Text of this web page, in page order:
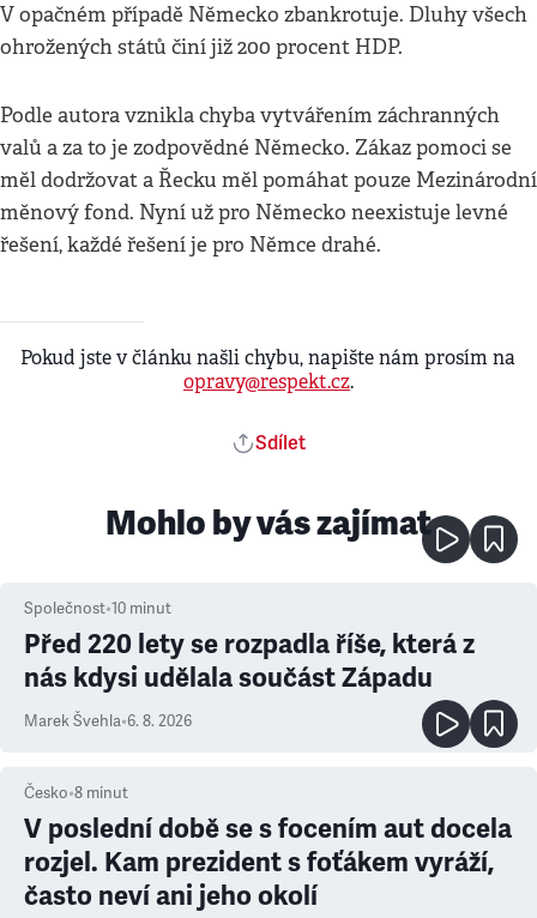
V opačném případě Německo zbankrotuje. Dluhy všech
ohrožených států činí již 200 procent HDP.
Podle autora vznikla chyba vytvářením záchranných
valů a za to je zodpovědné Německo. Zákaz pomoci se
měl dodržovat a Řecku měl pomáhat pouze Mezinárodní
měnový fond. Nyní už pro Německo neexistuje levné
řešení, každé řešení je pro Němce drahé.
Pokud jste v článku našli chybu, napište nám prosím na
opravy@respekt.cz.
Sdílet
Mohlo by vás zajímat
Společnost•10 minut
Před 220 lety se rozpadla říše, která z
nás kdysi udělala součást Západu
Marek Švehla•6. 8. 2026
Česko•8 minut
V poslední době se s focením aut docela
rozjel. Kam prezident s foťákem vyráží,
často neví ani jeho okolí